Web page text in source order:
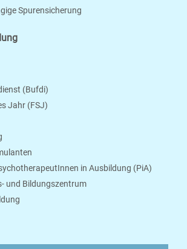
Spurensicherung
(Bufdi)
Jahr (FSJ)
in Ausbildung (PiA)
und Bildungszentrum